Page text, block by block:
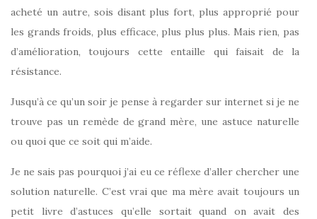
acheté un autre, sois disant plus fort, plus approprié pour
les grands froids, plus efficace, plus plus plus. Mais rien, pas
d’amélioration, toujours cette entaille qui faisait de la
résistance.
Jusqu’à ce qu’un soir je pense à regarder sur internet si je ne
trouve pas un remède de grand mère, une astuce naturelle
ou quoi que ce soit qui m’aide.
Je ne sais pas pourquoi j’ai eu ce réflexe d’aller chercher une
solution naturelle. C’est vrai que ma mère avait toujours un
petit livre d’astuces qu’elle sortait quand on avait des